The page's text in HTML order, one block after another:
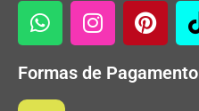
Formas de Pagamento